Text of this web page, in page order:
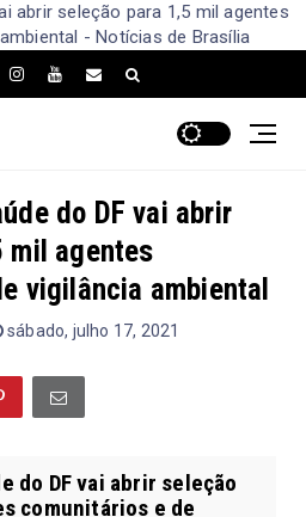
abrir seleção para 1,5 mil agentes
- Notícias de Brasília
do DF vai abrir
mil agentes
vigilância ambiental
sábado, julho 17, 2021
do DF vai abrir seleção
comunitários e de